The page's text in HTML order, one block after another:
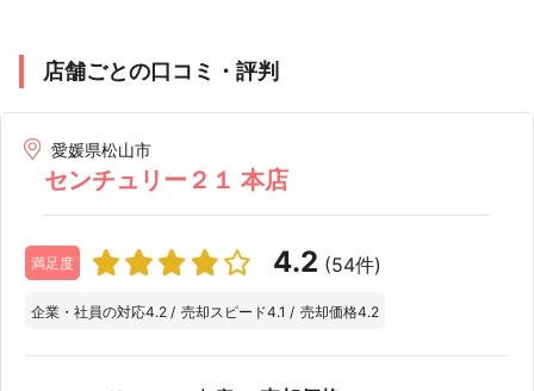
店舗ごとの口コミ・評判
愛媛県松山市
センチュリー２１ 本店
満足度 4.2 (54件)
企業・社員の対応4.2 / 売却スピード4.1 / 売却価格4.2